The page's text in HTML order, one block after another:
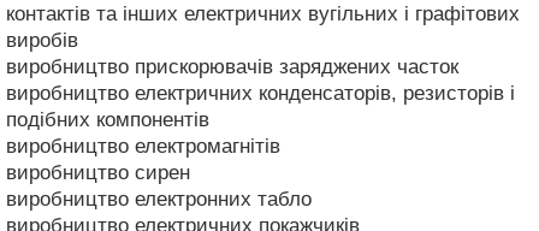
контактів та інших електричних вугільних і графітових
виробів
виробництво прискорювачів заряджених часток
виробництво електричних конденсаторів, резисторів і
подібних компонентів
виробництво електромагнітів
виробництво сирен
виробництво електронних табло
виробництво електричних покажчиків